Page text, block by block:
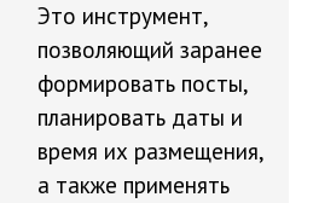
Это инструмент,
позволяющий заранее
формировать посты,
планировать даты и
время их размещения,
а также применять